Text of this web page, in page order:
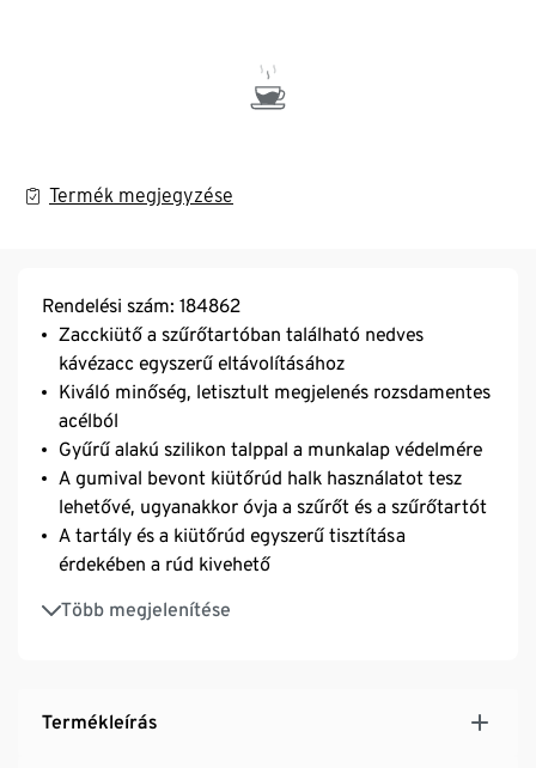
Termék megjegyzése
Rendelési szám: 184862
Zacckiütő a szűrőtartóban található nedves
kávézacc egyszerű eltávolításához
Kiváló minőség, letisztult megjelenés rozsdamentes
acélból
Gyűrű alakú szilikon talppal a munkalap védelmére
A gumival bevont kiütőrúd halk használatot tesz
lehetővé, ugyanakkor óvja a szűrőt és a szűrőtartót
A tartály és a kiütőrúd egyszerű tisztítása
érdekében a rúd kivehető
Több megjelenítése
Mosogatógépben nem tisztítható
Termékleírás